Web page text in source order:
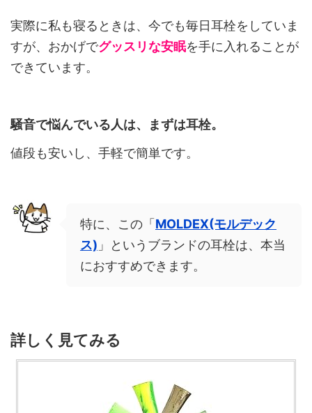
実際に私も寝るときは、今でも毎日耳栓をしていま
すが、おかげでグッスリな安眠を手に入れることが
できています。
騒音で悩んでいる人は、まずは耳栓。
値段も安いし、手軽で簡単です。
特に、この「 MOLDEX(モルデック
ス) 」というブランドの耳栓は、本当
におすすめできます。
詳しく見てみる